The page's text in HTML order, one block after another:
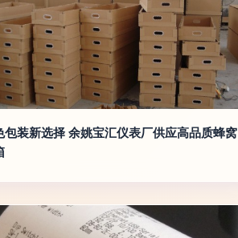
包装新选择 余姚宝汇仪表厂供应高品质蜂窝